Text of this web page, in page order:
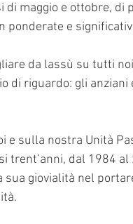
di maggio e ottobre, di
ponderate e
da lassù su tutti
di riguardo: gli
e sulla nostra Unità
trent’anni, dal 1984
sua giovialità nel